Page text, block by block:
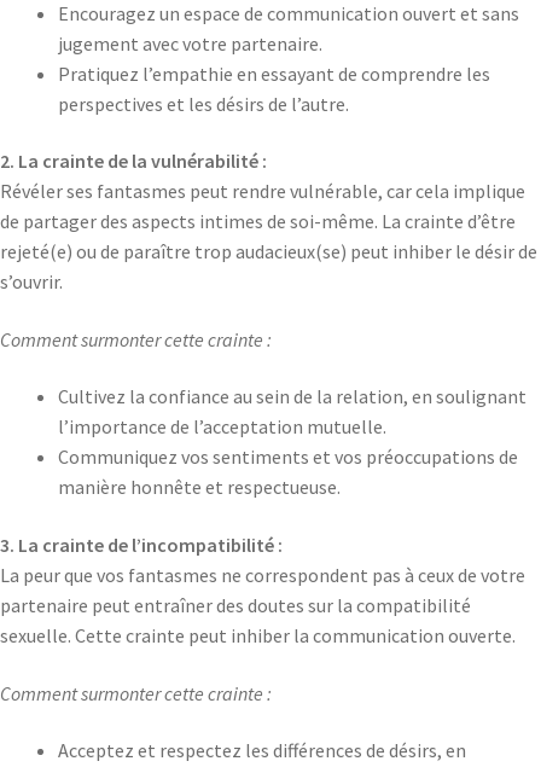
Encouragez un espace de communication ouvert et sans
jugement avec votre partenaire.
Pratiquez l’empathie en essayant de comprendre les
perspectives et les désirs de l’autre.
2. La crainte de la vulnérabilité :
Révéler ses fantasmes peut rendre vulnérable, car cela implique
de partager des aspects intimes de soi-même. La crainte d’être
rejeté(e) ou de paraître trop audacieux(se) peut inhiber le désir de
s’ouvrir.
Comment surmonter cette crainte :
Cultivez la confiance au sein de la relation, en soulignant
l’importance de l’acceptation mutuelle.
Communiquez vos sentiments et vos préoccupations de
manière honnête et respectueuse.
3. La crainte de l’incompatibilité :
La peur que vos fantasmes ne correspondent pas à ceux de votre
partenaire peut entraîner des doutes sur la compatibilité
sexuelle. Cette crainte peut inhiber la communication ouverte.
Comment surmonter cette crainte :
Acceptez et respectez les différences de désirs, en